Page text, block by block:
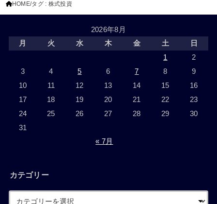
HOME タグ : 株式投資
2026年8月
月
火 水 木 金 土
日
1
2
3
4 5 6 7 8
9
10
11 12 13 14 15
16
17
18 19 20 21 22
23
24
25 26 27 28 29
30
31
« 7月
カテゴリー